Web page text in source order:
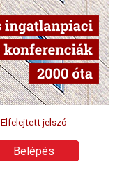
Elfelejtett jelszó
Belépés